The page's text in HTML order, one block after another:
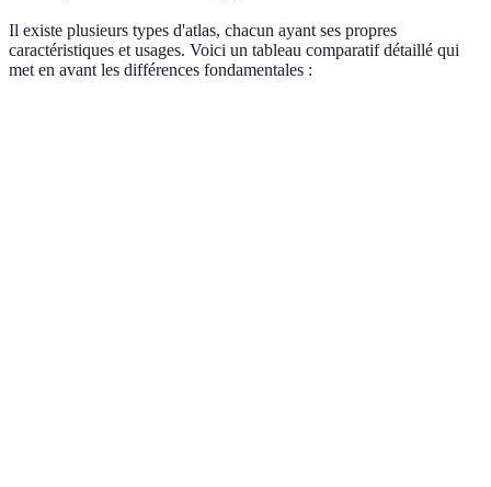
Il existe plusieurs types d'atlas, chacun ayant ses propres
caractéristiques et usages. Voici un tableau comparatif détaillé qui
met en avant les différences fondamentales :